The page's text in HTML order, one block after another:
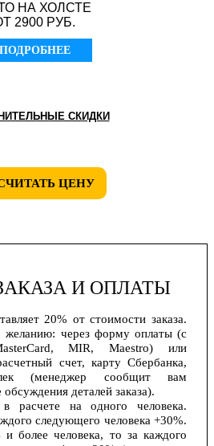
НА ХОЛСТЕ
2900 РУБ.
ПОДРОБНЕЕ
СКИДКИ
ЦЕНУ
И ОПЛАТЫ
20% от стоимости заказа.
желанию: через форму оплаты (с
MIR, Maestro) или
счет, карту Сбербанка,
(менеджер сообщит вам
деталей заказа).
расчете на одного человека.
следующего человека +30%.
и более человека, то за каждого